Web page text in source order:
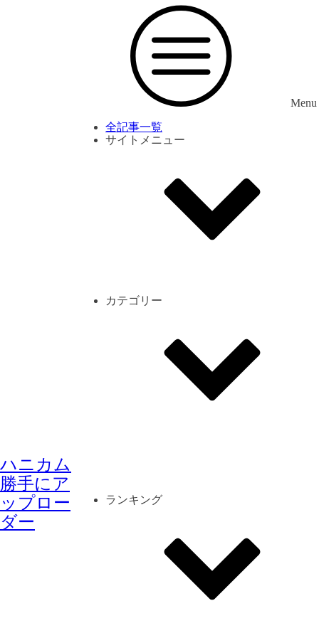
ハニカム
勝手にア
ップロー
ダー
Menu
全記事一覧
サイトメニュー
カテゴリー
ランキング